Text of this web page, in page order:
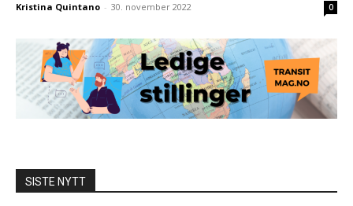
Kristina Quintano - 30. november 2022 0
SISTE NYTT